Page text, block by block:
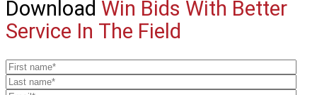
Download Win Bids With Better
Service In The Field